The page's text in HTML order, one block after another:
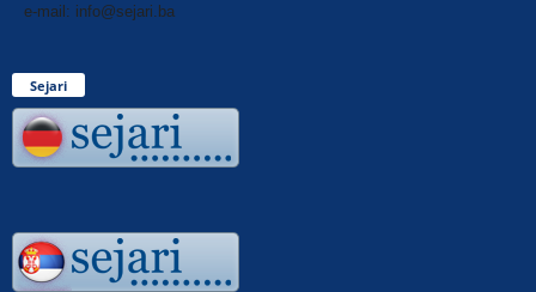
e-mail: info@sejari.ba
Sejari